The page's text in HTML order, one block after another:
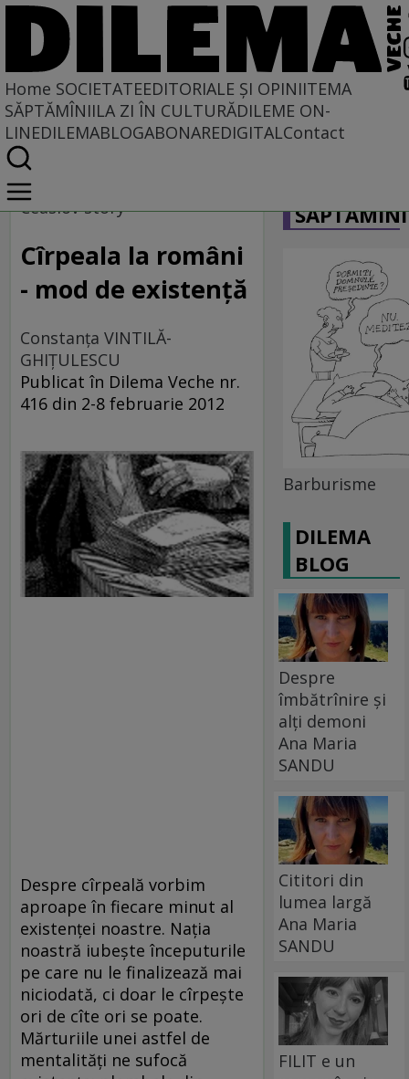
Home SOCIETATEEDITORIALE ȘI OPINIITEMA
SĂPTĂMÎNIILA ZI ÎN CULTURĂDILEME ON-
LINEDILEMABLOGABONAREDIGITALContact
Home
Societate
IERI CU VEDERE SPRE AZI
Ceaslov story
Cîrpeala la români
- mod de existenţă
Constanţa VINTILĂ-
GHIŢULESCU
Publicat în Dilema Veche nr.
416 din 2-8 februarie 2012
Despre cîrpeală vorbim
aproape în fiecare minut al
existenţei noastre. Naţia
noastră iubeşte începuturile
pe care nu le finalizează mai
niciodată, ci doar le cîrpeşte
ori de cîte ori se poate.
Mărturiile unei astfel de
mentalităţi ne sufocă
Barburisme
DILEMA
BLOG
Despre
îmbătrînire și
alți demoni
Ana Maria
SANDU
Cititori din
lumea largă
Ana Maria
SANDU
FILIT e un